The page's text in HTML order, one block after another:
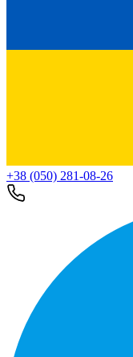
+38 (050) 281-08-26